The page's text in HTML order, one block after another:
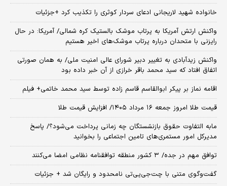
خانواده شهید لاریجانی ادعای سردار کوثری را تکذیب کرد +جزئیات
واکنش ارتش آمریکا به پرتاب موشک بالستیک کره شمالی/ آمریکا: در حال
رایزنی با متحدان درباره پرتاب موشک‌های اخیر هستیم
واکنش زیدآبادی به تغییر دبیر شورای عالی امنیت ملی/ به همان صورتی
اتفاق افتاد که سید محمد باقر خرازی از آن خبر داده بود
اقامه نماز بر پیکر ابوالقاسم قاسم زاده توسط سید محمد خاتمی+ فیلم
قیمت طلا امروز جمعه ۱۶ مرداد ۱۴۰۵/ افزایش قیمت طلا
مابه التفاوت حقوق بازنشستگان چه زمانی پرداخت می‌شود؟/ پاسخ
مدیرکل امور مستمری‌های تامین اجتماعی را بخوانید
توافق مهم در جده/ ۳ کشور منطقه توافقنامه نظامی امضا می‌کنند
گفت‌وگوی متنی با چت‌جی‌پی‌تی نامحدود و رایگان شد + جزئیات